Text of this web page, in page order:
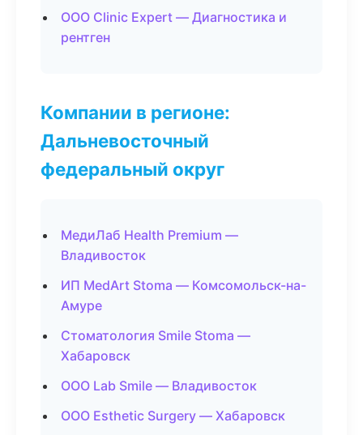
ООО Clinic Expert — Диагностика и
рентген
Компании в регионе:
Дальневосточный
федеральный округ
МедиЛаб Health Premium —
Владивосток
ИП MedArt Stoma — Комсомольск-на-
Амуре
Стоматология Smile Stoma —
Хабаровск
ООО Lab Smile — Владивосток
ООО Esthetic Surgery — Хабаровск